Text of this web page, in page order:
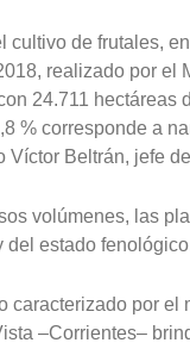
cultivo de frutales,
realizado por el
24.711 hectáreas
% corresponde a
Víctor Beltrán, jefe
volúmenes, las
del estado
caracterizado por
–Corrientes–